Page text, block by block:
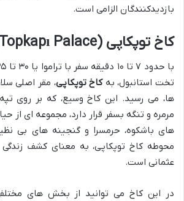
بازدیدکنندگان الزامی است.
کاخ توپکاپی (Topkapı Palace)
تخت استانبول، بهکاخ توپکاپی، مقر اصلی
ها، می رسید. این کاخ وسیع، که بر روی
مرمره و تنگه بسفر قرار دارد، مجموعه ای از
های باشکوه، حرمسرا و گنجینه های بی
محوطه کاخ توپکاپی، به معنای کشف زندگی
عثمانی است.
در این کاخ می توانید از بخش های